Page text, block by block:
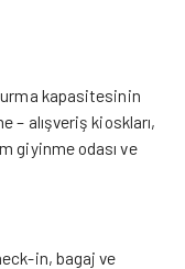
kapasitesinin
– alışveriş kioskları,
giyinme odası ve
in, bagaj ve